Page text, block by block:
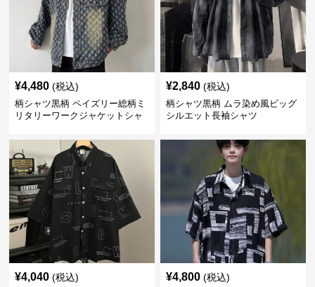
¥4,480 (税込)
柄シャツ黒柄 ペイズリー総柄ミ
リタリーワークジャケットシャ
¥2,840 (税込)
柄シャツ黒柄 ムラ染め風ビッグ
シルエット長袖シャツ
¥4,040 (税込) ¥4,800 (税込)